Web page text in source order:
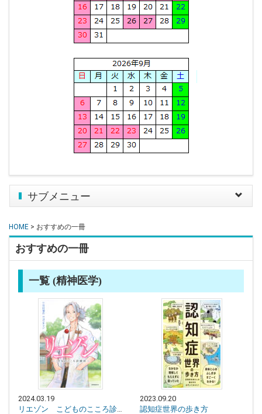
Toggle
サブメニュー
HOME > おすすめの一冊
おすすめの一冊
一覧 (精神医学)
2024.03.19
2023.09.20
認知症世界の歩き方